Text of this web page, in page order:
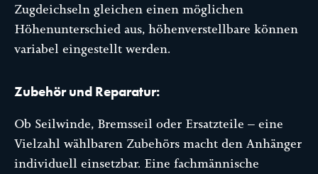
Zugdeichseln gleichen einen möglichen
Höhenunterschied aus, höhenverstellbare können
variabel eingestellt werden.
Zubehör und Reparatur:
Ob Seilwinde, Bremsseil oder Ersatzteile – eine
Vielzahl wählbaren Zubehörs macht den Anhänger
individuell einsetzbar. Eine fachmännische